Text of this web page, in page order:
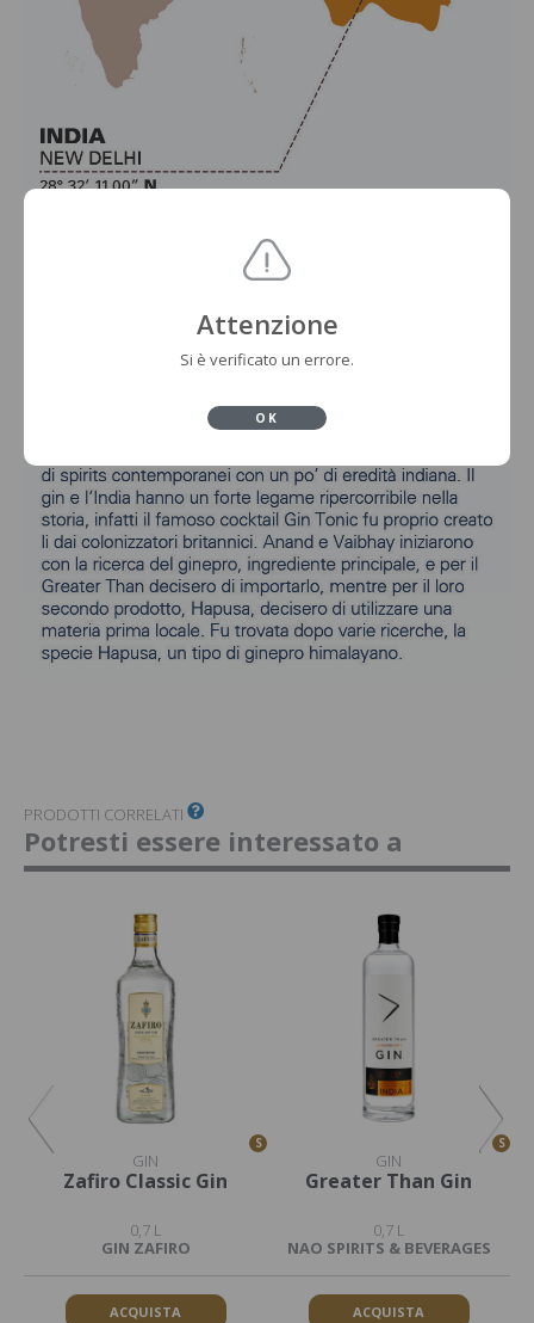
PRODOTTI CORRELATI
Potresti essere interessato a
S
GIN
Zafiro Classic Gin
0,7 L
GIN ZAFIRO
ACQUISTA
S
GIN
Greater Than Gin
0,7 L
NAO SPIRITS & BEVERAGES
ACQUISTA
Attenzione
Si è verificato un errore.
OK